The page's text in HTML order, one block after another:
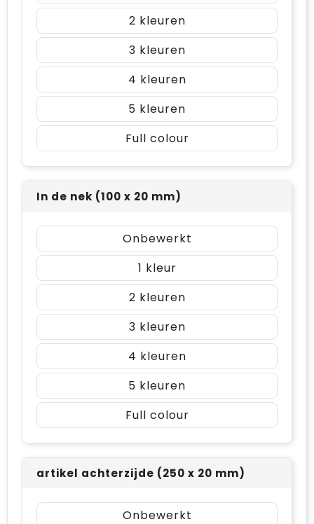
2
3
4
5
Full colour
In de nek (100 x 20 mm)
Onbewerkt
1
2
3
4
5
Full colour
artikel achterzijde (250 x 20 mm)
Onbewerkt